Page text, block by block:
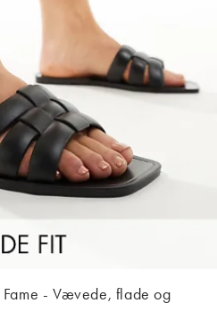
- Vævede, flade og